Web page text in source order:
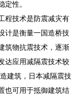
性。
程技术是防震减灾有
计是衡量一国造桥技
筑物抗震技术，逐渐
达应用减隔震技术较
建筑，日本减隔震技
也可用于抵御建筑结